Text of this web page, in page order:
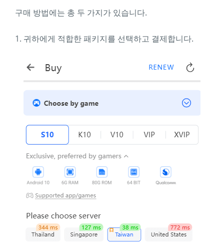
구매 방법에는 총 두 가지가 있습니다.
1. 귀하에게 적합한 패키지를 선택하고 결제합니다.